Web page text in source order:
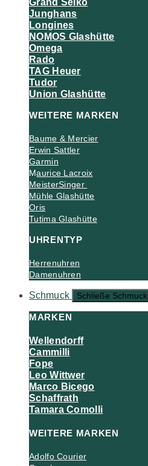
Grand Seiko
Junghans
Longines
NOMOS Glashütte
Omega
Rado
TAG Heuer
Tudor
Union Glashütte
WEITERE MARKEN
Baume & Mercier
Erwin Sattler
Garmin
Maurice Lacroix
MeisterSinger
Mühle Glashütte
Oris
Tutima Glashütte
UHRENTYP
Herrenuhren
Damenuhren
Schmuck Schließe Schmuck
MARKEN
Wellendorff
Cammilli
Fope
Leo Wittwer
Marco Bicego
Schaffrath
Tamara Comolli
WEITERE MARKEN
Adolfo Courier